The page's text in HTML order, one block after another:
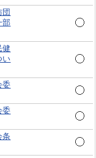
部
健
い
委
委
条